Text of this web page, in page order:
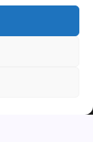
We'll